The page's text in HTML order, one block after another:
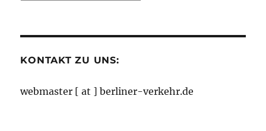
KONTAKT ZU UNS:
webmaster [ at ] berliner-verkehr.de